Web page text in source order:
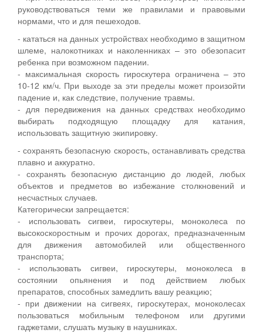
руководствоваться теми же правилами и правовыми
нормами, что и для пешеходов.
- кататься на данных устройствах необходимо в защитном
шлеме, налокотниках и наколенниках – это обезопасит
ребенка при возможном падении.
- максимальная скорость гироскутера ограничена – это
10-12 км/ч. При выходе за эти пределы может произойти
падение и, как следствие, получение травмы.
- для передвижения на данных средствах необходимо
выбирать подходящую площадку для катания,
использовать защитную экипировку.
- сохранять безопасную скорость, останавливать средства
плавно и аккуратно.
- сохранять безопасную дистанцию до людей, любых
объектов и предметов во избежание столкновений и
несчастных случаев.
Категорически запрещается:
- использовать сигвеи, гироскутеры, моноколеса по
высокоскоростным и прочих дорогах, предназначенным
для движения автомобилей или общественного
транспорта;
- использовать сигвеи, гироскутеры, моноколеса в
состоянии опьянения и под действием любых
препаратов, способных замедлить вашу реакцию;
- при движении на сигвеях, гироскутерах, моноколесах
пользоваться мобильным телефоном или другими
гаджетами, слушать музыку в наушниках.